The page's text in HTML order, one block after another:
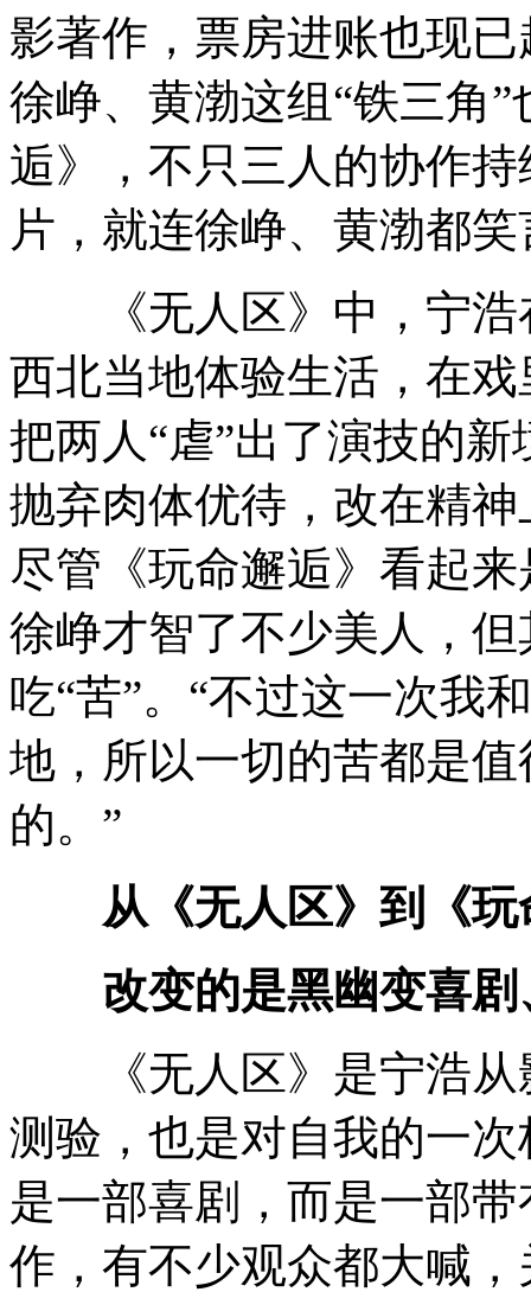
影著作，票房进账也现
徐峥、黄渤这组“铁三角
逅》，不只三人的协作
片，就连徐峥、黄渤都
《无人区》中，宁浩
西北当地体验生活，在
把两人“虐”出了演技的
抛弃肉体优待，改在精
尽管《玩命邂逅》看起
徐峥才智了不少美人，
吃“苦”。“不过这一次我
地，所以一切的苦都是
的。”
从《无人区》到《
改变的是黑幽变喜剧
《无人区》是宁浩从
测验，也是对自我的一
是一部喜剧，而是一部
作，有不少观众都大喊